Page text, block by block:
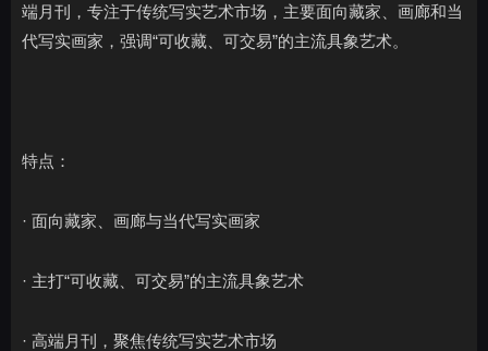
端月刊，专注于传统写实艺术市场，主要面向藏家、画廊和当
代写实画家，强调“可收藏、可交易”的主流具象艺术。
特点：
· 面向藏家、画廊与当代写实画家
· 主打“可收藏、可交易”的主流具象艺术
· 高端月刊，聚焦传统写实艺术市场